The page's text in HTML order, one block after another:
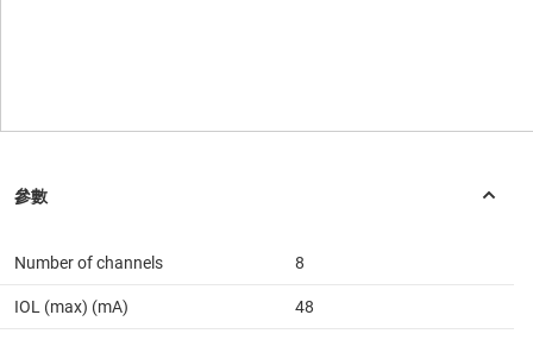
Number of channels 8
IOL (max) (mA) 48